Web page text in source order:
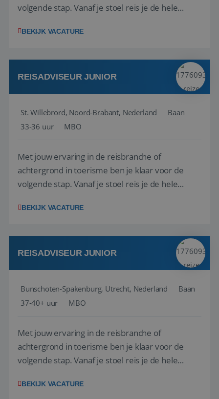
volgende stap. Vanaf je stoel reis je de hele
wensen van je team, je klant en wat er in de
klanten te overtuigen om die droomreis te
boeken! ...
BEKIJK VACATURE
REISADVISEUR JUNIOR
St. Willebrord, Noord-Brabant, Nederland
Baan
33-36 uur
MBO
Met jouw ervaring in de reisbranche of
achtergrond in toerisme ben je klaar voor de
volgende stap. Vanaf je stoel reis je de hele
wensen van je team, je klant en wat er in de
klanten te overtuigen om die droomreis te
boeken! ...
BEKIJK VACATURE
REISADVISEUR JUNIOR
Bunschoten-Spakenburg, Utrecht, Nederland
Baan
37-40+ uur
MBO
Met jouw ervaring in de reisbranche of
achtergrond in toerisme ben je klaar voor de
volgende stap. Vanaf je stoel reis je de hele
wensen van je team, je klant en wat er in de
BEKIJK VACATURE